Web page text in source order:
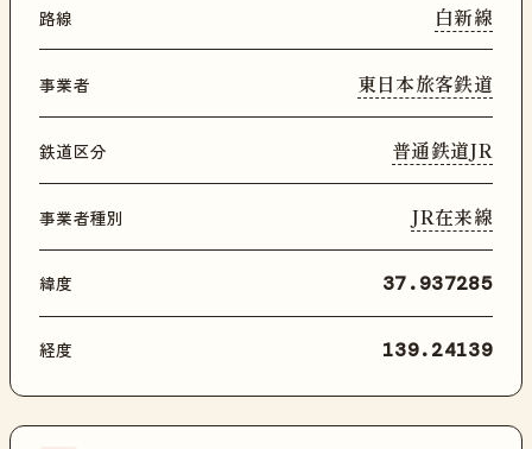
路線 白新線
事業者 東日本旅客鉄道
鉄道区分 普通鉄道JR
事業者種別 JR在来線
緯度 37.937285
経度 139.24139